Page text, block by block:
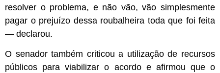
resolver o problema, e não vão, vão simplesmente
pagar o prejuízo dessa roubalheira toda que foi feita
— declarou.
O senador também criticou a utilização de recursos
públicos para viabilizar o acordo e afirmou que o